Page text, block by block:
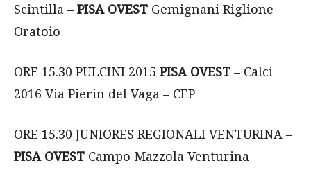
Scintilla – PISA OVEST Gemignani Riglione
Oratoio
ORE 15.30 PULCINI 2015 PISA OVEST – Calci
2016 Via Pierin del Vaga – CEP
ORE 15.30 JUNIORES REGIONALI VENTURINA –
PISA OVEST Campo Mazzola Venturina